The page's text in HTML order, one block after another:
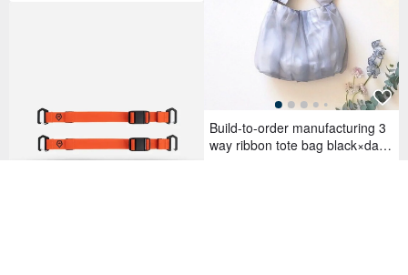
Build-to-order manufacturing 3
way ribbon tote bag black×dark